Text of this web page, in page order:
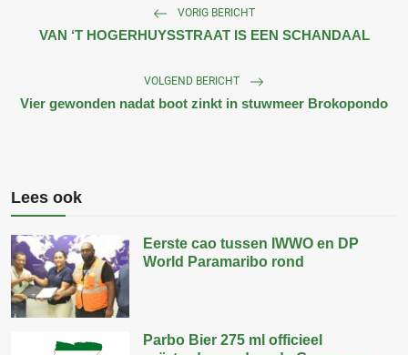
VORIG BERICHT
VAN ‘T HOGERHUYSSTRAAT IS EEN SCHANDAAL
VOLGEND BERICHT
Vier gewonden nadat boot zinkt in stuwmeer Brokopondo
Lees ook
Eerste cao tussen IWWO en DP
World Paramaribo rond
Parbo Bier 275 ml officieel